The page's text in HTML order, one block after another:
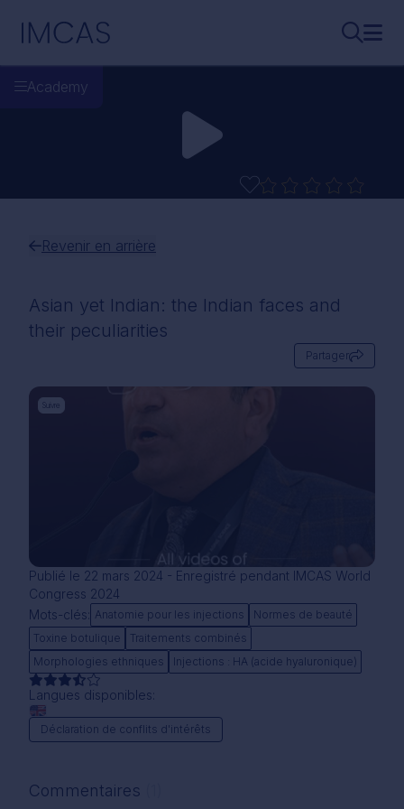
IMCAS
Academy
Revenir en arrière
Asian yet Indian: the Indian faces and
their peculiarities
Partager
Suivre
Publié le 22 mars 2024 - Enregistré pendant IMCAS World
Congress 2024
Mots-clés: Anatomie pour les injections
Normes de beauté
Toxine botulique
Traitements combinés
Morphologies ethniques
Injections : HA (acide hyaluronique)
Langues disponibles:
Déclaration de conflits d'intérêts
Commentaires